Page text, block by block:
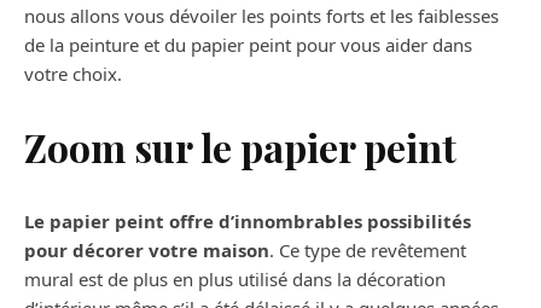
nous allons vous dévoiler les points forts et les faiblesses
de la peinture et du papier peint pour vous aider dans
votre choix.
Zoom sur le papier peint
Le papier peint offre d’innombrables possibilités
pour décorer votre maison. Ce type de revêtement
mural est de plus en plus utilisé dans la décoration